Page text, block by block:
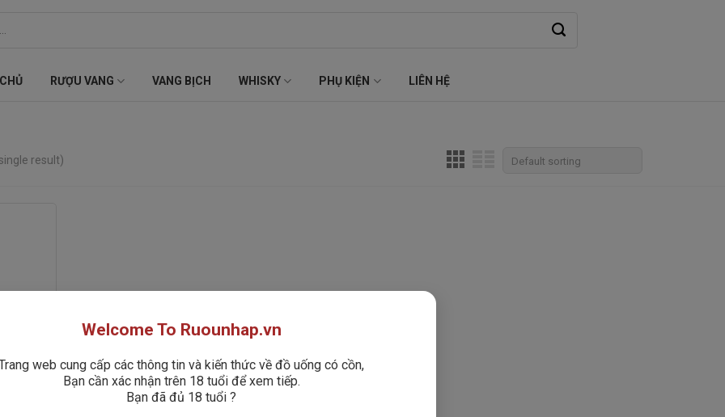
RƯỢU VANG VANG BỊCH WHISKY PHỤ KIỆN LIÊN HỆ
result)
Welcome To Ruounhap.vn
web cung cấp các thông tin và kiến thức về đồ uống có cồn,
Bạn cần xác nhận trên 18 tuổi để xem tiếp.
Bạn đã đủ 18 tuổi ?